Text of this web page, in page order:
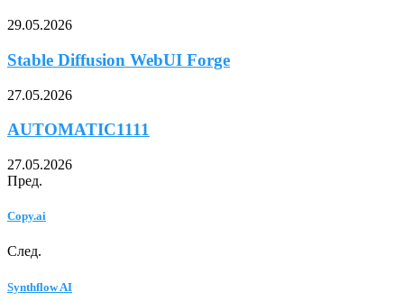
29.05.2026
Stable Diffusion WebUI Forge
27.05.2026
AUTOMATIC1111
27.05.2026
Пред.
Copy.ai
След.
Synthflow AI